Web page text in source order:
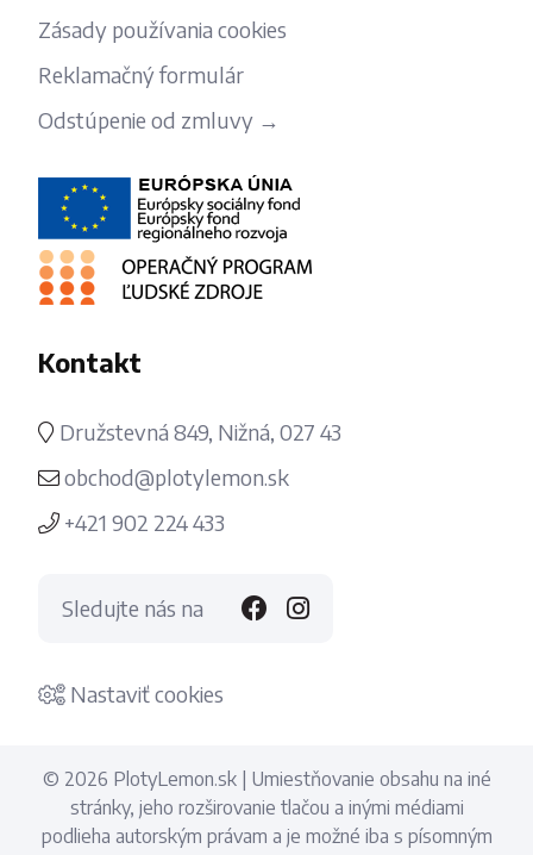
Zásady používania cookies
Reklamačný formulár
Odstúpenie od zmluvy →
Kontakt
Družstevná 849, Nižná, 027 43
obchod@plotylemon.sk
+421 902 224 433
Sledujte nás na
Nastaviť cookies
© 2026 PlotyLemon.sk | Umiestňovanie obsahu na iné
stránky, jeho rozširovanie tlačou a inými médiami
podlieha autorským právam a je možné iba s písomným